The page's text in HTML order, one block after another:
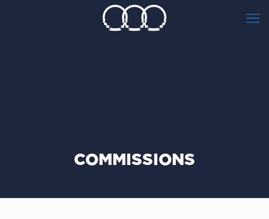
COMMISSIONS